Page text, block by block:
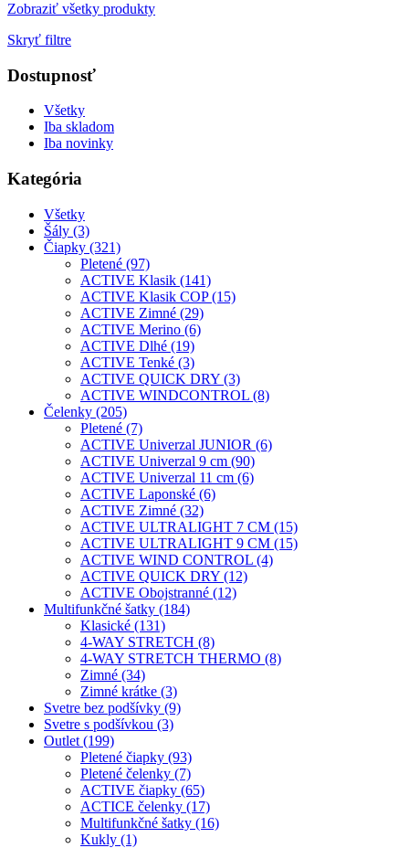
Zobraziť všetky produkty
Skryť filtre
Dostupnosť
Všetky
Iba skladom
Iba novinky
Kategória
Všetky
Šály (3)
Čiapky (321)
Pletené (97)
ACTIVE Klasik (141)
ACTIVE Klasik COP (15)
ACTIVE Zimné (29)
ACTIVE Merino (6)
ACTIVE Dlhé (19)
ACTIVE Tenké (3)
ACTIVE QUICK DRY (3)
ACTIVE WINDCONTROL (8)
Čelenky (205)
Pletené (7)
ACTIVE Univerzal JUNIOR (6)
ACTIVE Univerzal 9 cm (90)
ACTIVE Univerzal 11 cm (6)
ACTIVE Laponské (6)
ACTIVE Zimné (32)
ACTIVE ULTRALIGHT 7 CM (15)
ACTIVE ULTRALIGHT 9 CM (15)
ACTIVE WIND CONTROL (4)
ACTIVE QUICK DRY (12)
ACTIVE Obojstranné (12)
Multifunkčné šatky (184)
Klasické (131)
4-WAY STRETCH (8)
4-WAY STRETCH THERMO (8)
Zimné (34)
Zimné krátke (3)
Svetre bez podšívky (9)
Svetre s podšívkou (3)
Outlet (199)
Pletené čiapky (93)
Pletené čelenky (7)
ACTIVE čiapky (65)
ACTICE čelenky (17)
Multifunkčné šatky (16)
Kukly (1)